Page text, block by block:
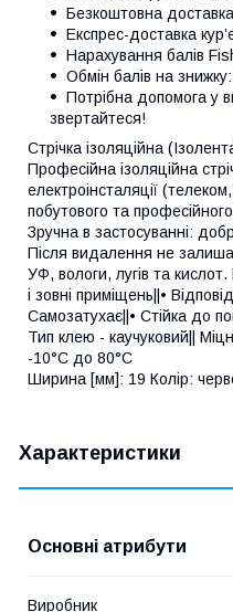
Безкоштовна
Експрес-доставка
Нарахування балів
Обмін балів на
Потрібна допомога у
звертайтеся!
Стрічка ізоляційна
Професійна ізоляційна
електроінсталяції
побутового та професійного
Зручна в застосуванні:
Після видалення не
УФ, вологи, лугів та
і зовні приміщень||•
Самозатухає||• Стійка до
Тип клею - каучуковий||
-10°C до 80°C
Ширина [мм]: 19 Колір:
Характеристики
Основні атрибути
Виробник